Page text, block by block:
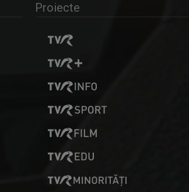
Proiecte